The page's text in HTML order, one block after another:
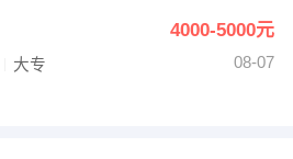
法律4000-5000元
大专
08-07